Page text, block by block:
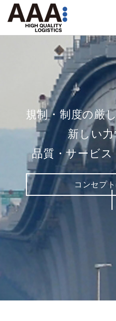
規制・制度の厳
新しい
品質・サービ
コンセプ